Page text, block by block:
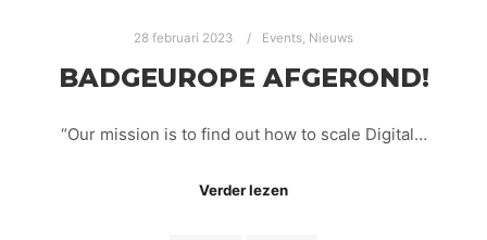
28 februari 2023 Events, Nieuws
BADGEUROPE AFGEROND!
“Our mission is to find out how to scale Digital…
Verder lezen